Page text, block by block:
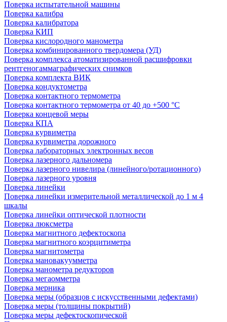
Поверка испытательной машины
Поверка калибра
Поверка калибратора
Поверка КИП
Поверка кислородного манометра
Поверка комбинированного твердомера (УД)
Поверка комплекса атоматизированной расшифровки
рентгеногаммаграфических снимков
Поверка комплекта ВИК
Поверка кондуктометра
Поверка контактного термометра
Поверка контактного термометра от 40 до +500 °С
Поверка концевой меры
Поверка КПА
Поверка курвиметра
Поверка курвиметра дорожного
Поверка лабораторных электронных весов
Поверка лазерного дальномера
Поверка лазерного нивелира (линейного/ротационного)
Поверка лазерного уровня
Поверка линейки
Поверка линейки измерительной металлической до 1 м 4
шкалы
Поверка линейки оптической плотности
Поверка люксметра
Поверка магнитного дефектоскопа
Поверка магнитного коэрцитиметра
Поверка магнитометра
Поверка мановакуумметра
Поверка манометра редукторов
Поверка мегаомметра
Поверка мерника
Поверка меры (образцов с искусственными дефектами)
Поверка меры (толщины покрытий)
Поверка меры дефектоскопической